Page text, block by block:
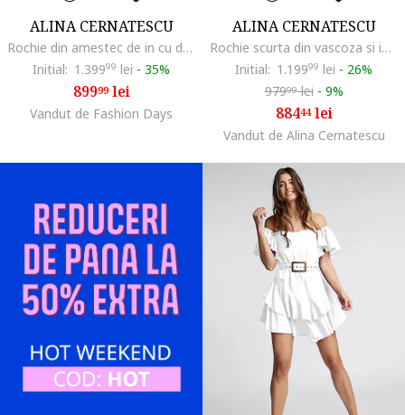
ALINA CERNATESCU
Rochie din amestec de in cu decolteu in V Ischia
Initial: 1.39999 lei - 35%
89999lei
Vandut de Fashion Days
ALINA CERNATESCU
Rochie scurta din vascoza si in cu volane si curea asortata Samba, Negru
Initial: 1.19999 lei - 26%
97999lei - 9%
88444lei
Vandut de Alina Cernatescu